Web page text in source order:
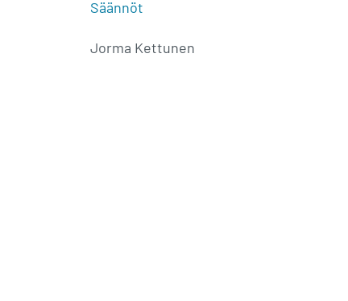
Säännöt
Jorma Kettunen